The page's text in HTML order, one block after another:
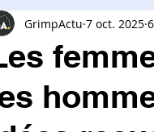
GrimpActu 7 oct. 2025